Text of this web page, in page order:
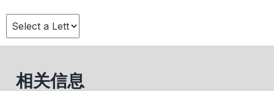
相关信息